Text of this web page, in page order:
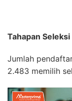
Tahapan
Jumlah
2.483 memilih